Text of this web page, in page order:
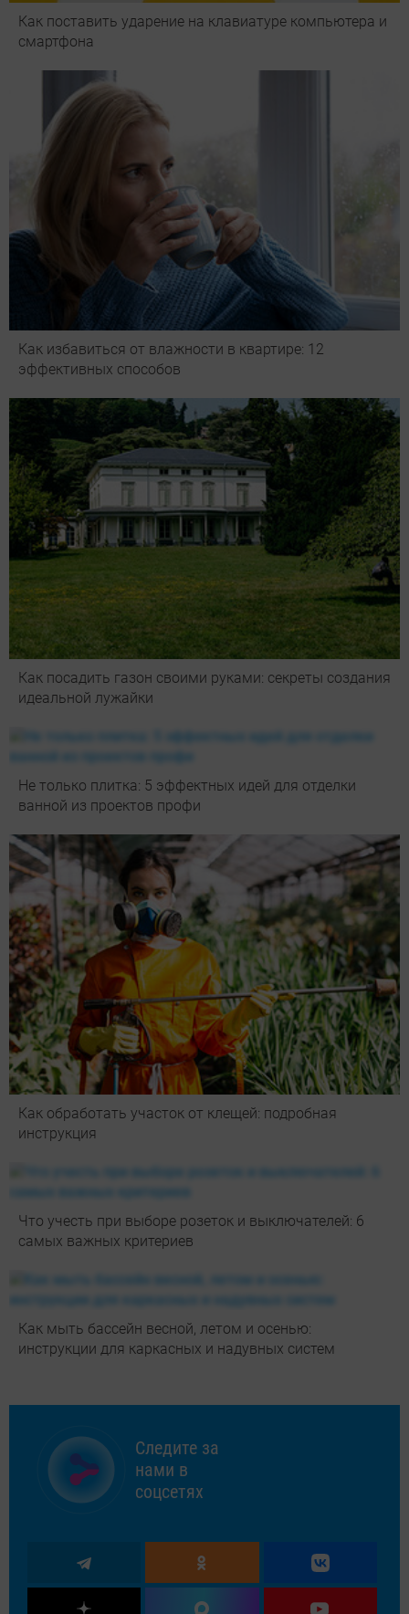
Как поставить ударение на клавиатуре компьютера и
смартфона
Как избавиться от влажности в квартире: 12
эффективных способов
Как посадить газон своими руками: секреты создания
идеальной лужайки
Не только плитка: 5 эффектных идей для отделки
ванной из проектов профи
Как обработать участок от клещей: подробная
инструкция
Что учесть при выборе розеток и выключателей: 6
самых важных критериев
Как мыть бассейн весной, летом и осенью:
инструкции для каркасных и надувных систем
Следите за
нами в
соцсетях